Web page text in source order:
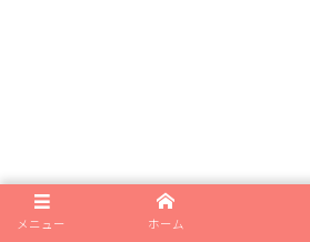
メニュー ホーム